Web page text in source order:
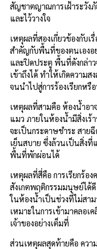
สัญชาตญาณการเฝ้าระวัง
และไว้วางใจ
เหตุผลที่สองเกี่ยวข้องกับ
สำคัญกับพื้นที่ของตนเองอ
และปิดประตู พื้นที่ดังกล่า
เข้าถึงได้ ทำให้เกิดความ
จนนำไปสู่การร้องเรียกหรื
เหตุผลที่สามคือ ห้องน้ำอ
แมว ภายในห้องน้ำมีสิ่งเร้
จะเป็นกระดาษชำระ สาย
เย็นสบาย ซึ่งล้วนเป็นสิ่งที่
พื้นที่พักผ่อนได้
เหตุผลที่สี่คือ การเรียกร้อ
สังเกตพฤติกรรมมนุษย์ได้ดี
ในห้องน้ำเป็นช่วงที่ไม่สาม
เหมาะในการเข้ามาคลอเ
เจ้าของอย่างเต็มที่
ส่วนเหตุผลสุดท้ายคือ ควา